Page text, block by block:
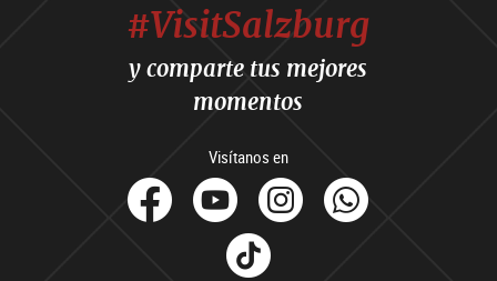
#VisitSalzburg
y comparte tus mejores
momentos
Visítanos en
facebook
YoutubeInstagram
Tik